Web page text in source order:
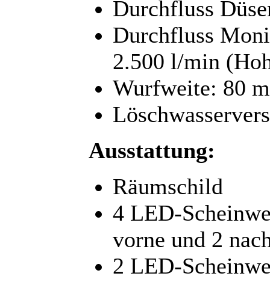
Durchfluss
Durchfluss
2.500 l/min
Wurfweite: 80 m
Ausstattung:
Räumschild
4 LED-
vorne und 2
2 LED-